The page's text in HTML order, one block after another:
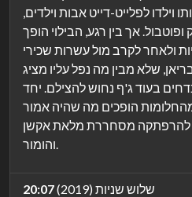
וילדו לפלייט-דייט אבות וילדים,
אך בין רגע, הבילוי הופך
ולאחר לקרב מול עשרות שכירי
שלא מבין מה נפל עליו מציג
בעוד ג'ף נחוש להצילם. יחד
הופכים מה שהיה אמור
להרפתקה מסחררת מלאת אקשן
והומור.
20:07
שלוש שניות (2019)